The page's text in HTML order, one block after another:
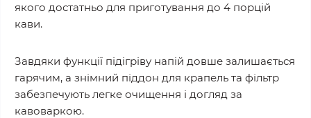
якого достатньо для приготування до 4 порцій
кави.
Завдяки функції підігріву напій довше залишається
гарячим, а знімний піддон для крапель та фільтр
забезпечують легке очищення і догляд за
кавоваркою.